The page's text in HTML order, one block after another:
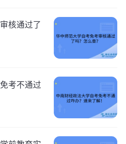
核通过了
考不通过